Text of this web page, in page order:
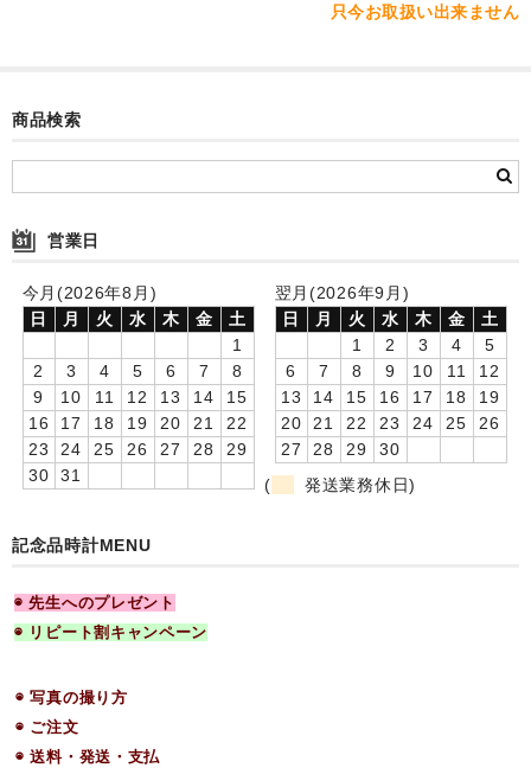
選ばれ続ける理由
お客様の声
送料-発送-支払
ラッピング・のし
お問合せ
特商法に基づく表記
会社案内
只今お取扱い出来ません
商品検索
営業日
今月(2026年8月)
日
月 火 水 木 金
土
1
2
3 4 5 6 7
8
9
10 11 12 13 14
15
16
17 18 19 20 21
22
23
24 25 26 27 28
29
30
31
翌月(2026年9月)
日
月 火 水 木 金
土
1
2 3 4
5
6
7 8 9 10 11
12
13
14 15 16 17 18
19
20
21 22 23 24 25
26
27
28 29
30
(
発送業務休日)
記念品時計MENU
◉ 先生へのプレゼント
◉ リピート割キャンペーン
◉ 写真の撮り方
◉ ご注文
◉ 送料・発送・支払